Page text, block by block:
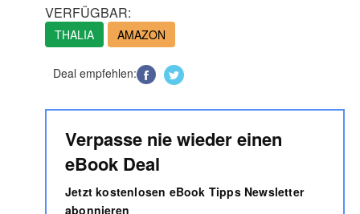
VERFÜGBAR:
THALIA AMAZON
Deal empfehlen:
Verpasse nie wieder einen
eBook Deal
Jetzt kostenlosen eBook Tipps Newsletter
abonnieren